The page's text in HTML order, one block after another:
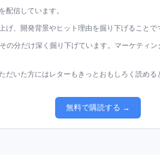
配信しています。
げ、開発背景やヒット理由を掘り下げることで
の分だけ深く掘り下げています。マーケティ
だいた方にはレターもきっとおもしろく読め
無料で購読する →